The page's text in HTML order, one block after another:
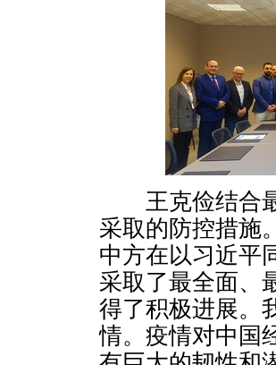
王克俭结合最
采取的防控措施
中方在以习近平
采取了最全面、
得了积极进展。
情。疫情对中国